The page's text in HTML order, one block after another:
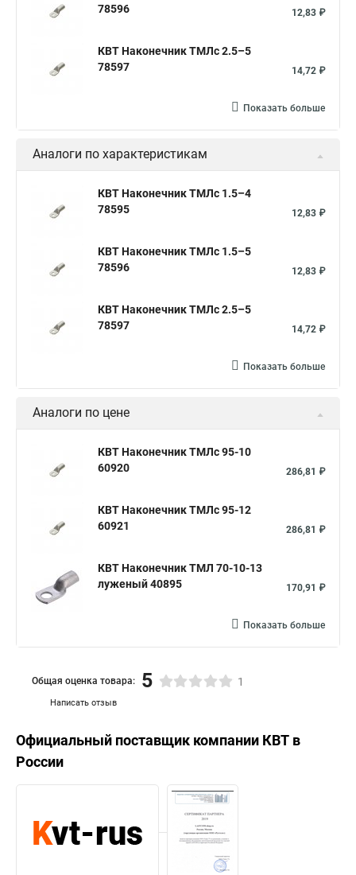
78596
12,83 ₽
КВТ Наконечник ТМЛс 2.5–5
78597
14,72 ₽
Показать больше
Аналоги по характеристикам
КВТ Наконечник ТМЛс 1.5–4
78595
12,83 ₽
КВТ Наконечник ТМЛс 1.5–5
78596
12,83 ₽
КВТ Наконечник ТМЛс 2.5–5
78597
14,72 ₽
Показать больше
Аналоги по цене
КВТ Наконечник ТМЛс 95-10
60920
286,81 ₽
КВТ Наконечник ТМЛс 95-12
60921
286,81 ₽
КВТ Наконечник ТМЛ 70-10-13
луженый 40895
170,91 ₽
Показать больше
Написать отзыв
Общая оценка товара: 5 1
Официальный поставщик компании КВТ в
России